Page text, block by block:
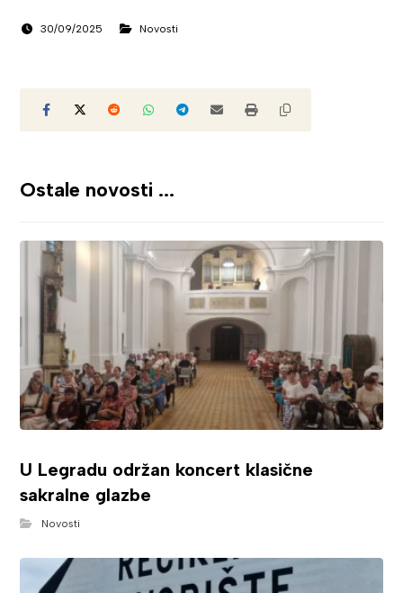
30/09/2025 Novosti
Ostale novosti ...
U Legradu održan koncert klasične
sakralne glazbe
Novosti